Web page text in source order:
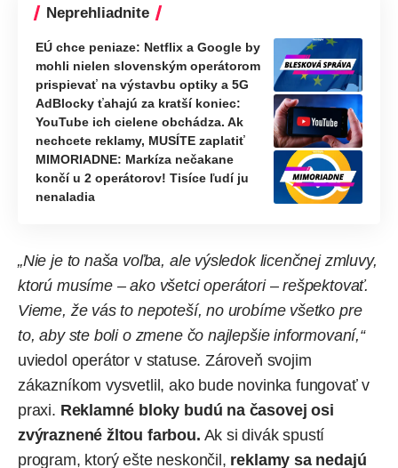
Neprehliadnite
EÚ chce peniaze: Netflix a Google by
mohli nielen slovenským operátorom
prispievať na výstavbu optiky a 5G
AdBlocky ťahajú za kratší koniec:
YouTube ich cielene obchádza. Ak
nechcete reklamy, MUSÍTE zaplatiť
MIMORIADNE: Markíza nečakane
končí u 2 operátorov! Tisíce ľudí ju
nenaladia
„Nie je to naša voľba, ale výsledok licenčnej zmluvy,
ktorú musíme – ako všetci operátori – rešpektovať.
Vieme, že vás to nepoteší, no urobíme všetko pre
to, aby ste boli o zmene čo najlepšie informovaní,“
uviedol operátor v statuse. Zároveň svojim
zákazníkom vysvetlil, ako bude novinka fungovať v
praxi. Reklamné bloky budú na časovej osi
zvýraznené žltou farbou. Ak si divák spustí
program, ktorý ešte neskončil, reklamy sa nedajú